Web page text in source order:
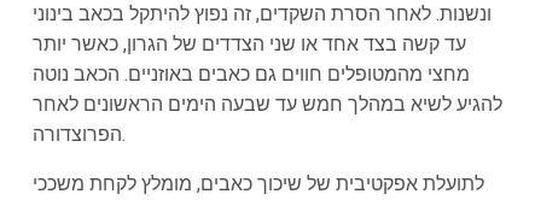
ונשנות. לאחר הסרת השקדים, זה נפוץ להיתקל בכאב בינוני
עד קשה בצד אחד או שני הצדדים של הגרון, כאשר יותר
מחצי מהמטופלים חווים גם כאבים באוזניים. הכאב נוטה
להגיע לשיא במהלך חמש עד שבעה הימים הראשונים לאחר
הפרוצדורה.
לתועלת אפקטיבית של שיכוך כאבים, מומלץ לקחת משככי